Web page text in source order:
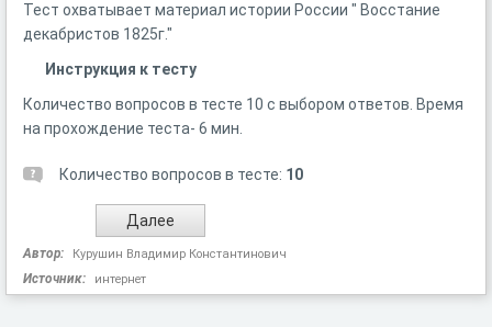
Тест охватывает материал истории России " Восстание
декабристов 1825г."
Инструкция к тесту
Количество вопросов в тесте 10 с выбором ответов. Время
на прохождение теста- 6 мин.
Количество вопросов в тесте: 10
Автор: Курушин Владимир Константинович
Источник: интернет